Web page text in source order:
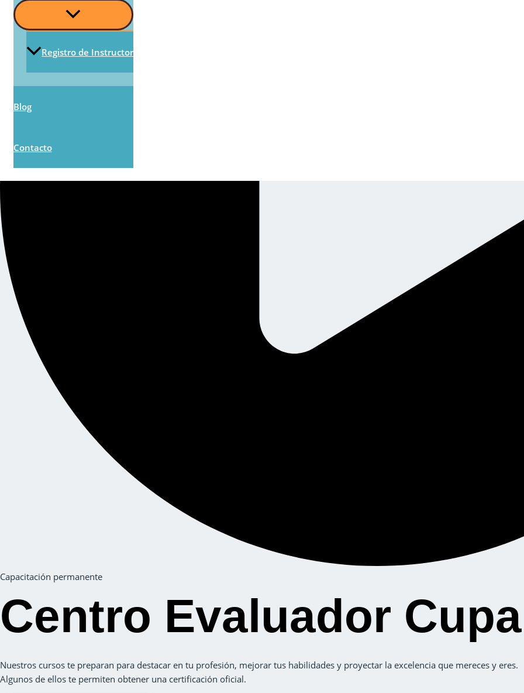
Alternar
Registro de Instructor
Blog
Contacto
Capacitación permanente
Centro Evaluador
Nuestros cursos te preparan para destacar en tu profesión, mejorar tus habilidades y proyectar la excelencia que mereces y eres.
Algunos de ellos te permiten obtener una certificación oficial.